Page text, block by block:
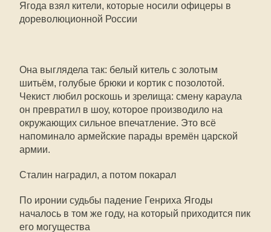
Ягода взял кители, которые носили офицеры в
дореволюционной России
Она выглядела так: белый китель с золотым
шитьём, голубые брюки и кортик с позолотой.
Чекист любил роскошь и зрелища: смену караула
он превратил в шоу, которое производило на
окружающих сильное впечатление. Это всё
напоминало армейские парады времён царской
армии.
Сталин наградил, а потом покарал
По иронии судьбы падение Генриха Ягоды
началось в том же году, на который приходится пик
его могущества